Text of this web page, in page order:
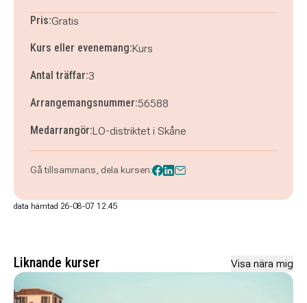
Pris:Gratis
Kurs eller evenemang:Kurs
Antal träffar:3
Arrangemangsnummer:56588
Medarrangör:LO-distriktet i Skåne
Gå tillsammans, dela kursen:
data hämtad 26-08-07 12.45
Liknande kurser Visa nära mig